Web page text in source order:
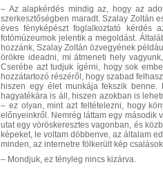
– Az alapkérdés mindig az, hogy az
szerkesztőségben maradt. Szalay Zoltán
éves fényképészt foglalkoztató kérdés
fotómúzeumok jelentik a megoldást.
hozzánk, Szalay Zoltán özvegyének
örökre ideadni, mi átmeneti hely
Cserébe azt tudjuk ígérni, hogy sok
hozzátartozó részéről, hogy szabad
hiszen egy élet munkája fekszik
hagyatékára is áll, hiszen azokban is
– ez olyan, mint azt feltételezni, hogy
előnyeinkről. Nemrég láttam egy második
utat egy vöröskeresztes vagonban, és
képeket, le voltam döbbenve, az általam
minden, az internetre fölkerült kép
– Mondjuk, ez tényleg nincs kizárva.